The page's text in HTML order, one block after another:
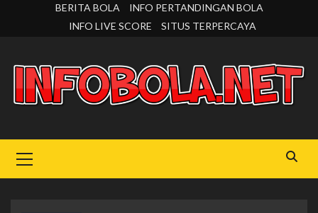
BERITA BOLA
INFO PERTANDINGAN BOLA
INFO LIVE SCORE
SITUS TERPERCAYA
Menu